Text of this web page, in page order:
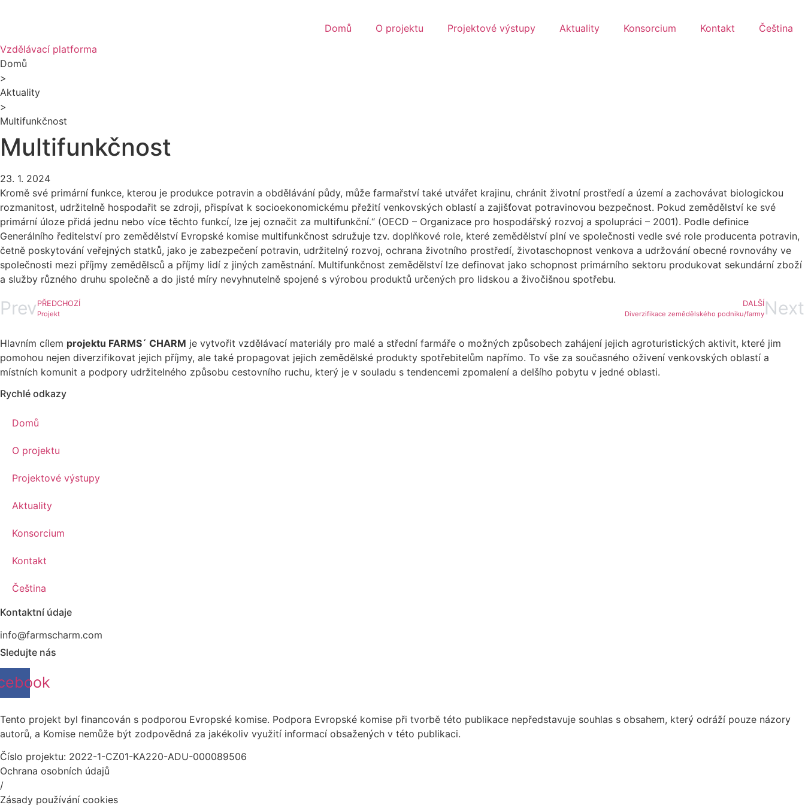
Domů O projektu Projektové výstupy Aktuality Konsorcium Kontakt
Čeština
Vzdělávací platforma
Domů
>
Aktuality
>
Multifunkčnost
Multifunkčnost
23. 1. 2024
Kromě své primární funkce, kterou je produkce potravin a obdělávání půdy, může farmařství také utvářet krajinu, chránit životní prostředí a území a zachovávat biologickou
rozmanitost, udržitelně hospodařit se zdroji, přispívat k socioekonomickému přežití venkovských oblastí a zajišťovat potravinovou bezpečnost. Pokud zemědělství ke své
primární úloze přidá jednu nebo více těchto funkcí, lze jej označit za multifunkční.“ (OECD – Organizace pro hospodářský rozvoj a spolupráci – 2001). Podle definice
Generálního ředitelství pro zemědělství Evropské komise multifunkčnost sdružuje tzv. doplňkové role, které zemědělství plní ve společnosti vedle své role producenta potravin,
četně poskytování veřejných statků, jako je zabezpečení potravin, udržitelný rozvoj, ochrana životního prostředí, životaschopnost venkova a udržování obecné rovnováhy ve
společnosti mezi příjmy zemědělsců a příjmy lidí z jiných zaměstnání. Multifunkčnost zemědělství lze definovat jako schopnost primárního sektoru produkovat sekundární zboží
a služby různého druhu společně a do jisté míry nevyhnutelně spojené s výrobou produktů určených pro lidskou a živočišnou spotřebu.
Prev PŘEDCHOZÍ
Projekt
DALŠÍ
Diverzifikace zemědělského podniku/farmy Next
Hlavním cílem projektu FARMS´ CHARM je vytvořit vzdělávací materiály pro malé a střední farmáře o možných způsobech zahájení jejich agroturistických aktivit, které jim
pomohou nejen diverzifikovat jejich příjmy, ale také propagovat jejich zemědělské produkty spotřebitelům napřímo. To vše za současného oživení venkovských oblastí a
místních komunit a podpory udržitelného způsobu cestovního ruchu, který je v souladu s tendencemi zpomalení a delšího pobytu v jedné oblasti.
Rychlé odkazy
Domů
O projektu
Projektové výstupy
Aktuality
Konsorcium
Kontakt
Čeština
Kontaktní údaje
info@farmscharm.com
Sledujte nás
Tento projekt byl financován s podporou Evropské komise. Podpora Evropské komise při tvorbě této publikace nepředstavuje souhlas s obsahem, který odráží pouze názory
autorů, a Komise nemůže být zodpovědná za jakékoliv využití informací obsažených v této publikaci.
Číslo projektu: 2022-1-CZ01-KA220-ADU-000089506
Ochrana osobních údajů
/
Zásady používání cookies